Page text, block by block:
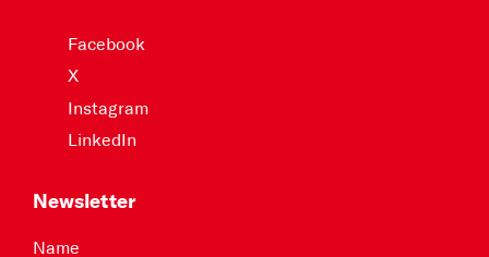
Facebook
X
Instagram
LinkedIn
Newsletter